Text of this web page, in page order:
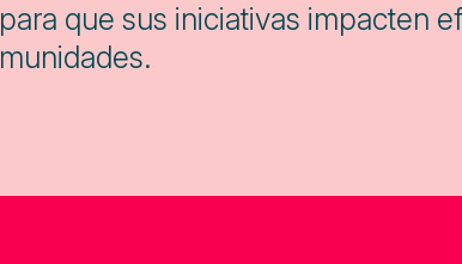
que sus iniciativas impacten